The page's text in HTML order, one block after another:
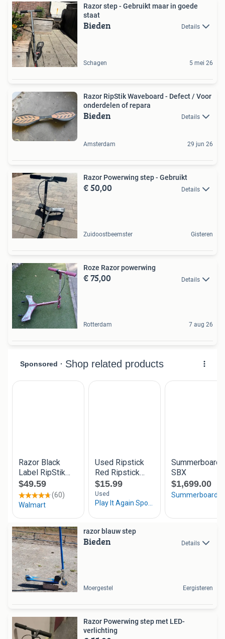
Razor step - Gebruikt maar in goede
staat
Bieden Details
Schagen 5 mei 26
Razor RipStik Waveboard - Defect / Voor
onderdelen of repara
Bieden Details
Amsterdam 29 jun 26
Razor Powerwing step - Gebruikt
€ 50,00 Details
Zuidoostbeemster Gisteren
Roze Razor powerwing
€ 75,00 Details
Rotterdam 7 aug 26
razor blauw step
Bieden Details
Moergestel Eergisteren
Razor Powerwing step met LED-
verlichting